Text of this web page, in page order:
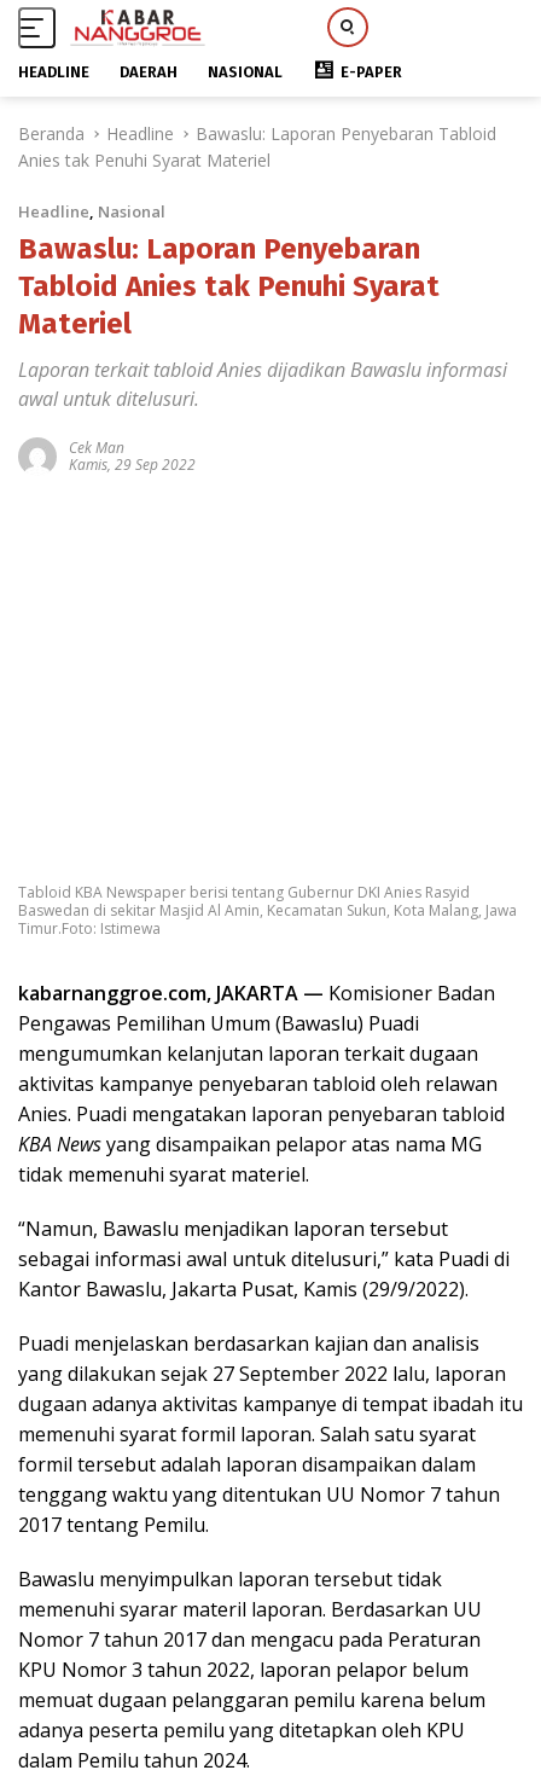
HEADLINE DAERAH NASIONAL E-PAPER
Beranda Headline
Bawaslu: Laporan Penyebaran Tabloid
Anies tak Penuhi Syarat Materiel
Headline, Nasional
Bawaslu: Laporan Penyebaran
Tabloid Anies tak Penuhi Syarat
Materiel
Laporan terkait tabloid Anies dijadikan Bawaslu informasi
awal untuk ditelusuri.
Cek Man
Kamis, 29 Sep 2022
Tabloid KBA Newspaper berisi tentang Gubernur DKI Anies Rasyid
Baswedan di sekitar Masjid Al Amin, Kecamatan Sukun, Kota Malang, Jawa
Timur.Foto: Istimewa
kabarnanggroe.com, JAKARTA — Komisioner Badan
Pengawas Pemilihan Umum (Bawaslu) Puadi
mengumumkan kelanjutan laporan terkait dugaan
aktivitas kampanye penyebaran tabloid oleh relawan
Anies. Puadi mengatakan laporan penyebaran tabloid
KBA Newsyang disampaikan pelapor atas nama MG
tidak memenuhi syarat materiel.
“Namun, Bawaslu menjadikan laporan tersebut
sebagai informasi awal untuk ditelusuri,” kata Puadi di
Kantor Bawaslu, Jakarta Pusat, Kamis (29/9/2022).
Puadi menjelaskan berdasarkan kajian dan analisis
yang dilakukan sejak 27 September 2022 lalu, laporan
dugaan adanya aktivitas kampanye di tempat ibadah itu
memenuhi syarat formil laporan. Salah satu syarat
formil tersebut adalah laporan disampaikan dalam
tenggang waktu yang ditentukan UU Nomor 7 tahun
2017 tentang Pemilu.
Bawaslu menyimpulkan laporan tersebut tidak
memenuhi syarar materil laporan. Berdasarkan UU
Nomor 7 tahun 2017 dan mengacu pada Peraturan
KPU Nomor 3 tahun 2022, laporan pelapor belum
memuat dugaan pelanggaran pemilu karena belum
adanya peserta pemilu yang ditetapkan oleh KPU
dalam Pemilu tahun 2024.